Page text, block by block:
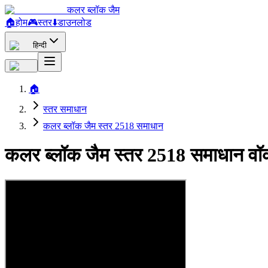
कलर ब्लॉक जैम
🏠होम🎮स्तर⬇️डाउनलोड
हिन्दी
🏠
स्तर समाधान
कलर ब्लॉक जैम स्तर 2518 समाधान
कलर ब्लॉक जैम स्तर 2518 समाधान